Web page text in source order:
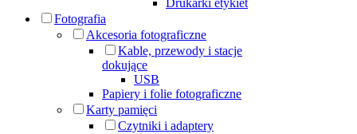
Drukarki etykiet
Fotografia
Akcesoria fotograficzne
Kable, przewody i stacje
dokujące
USB
Papiery i folie fotograficzne
Karty pamięci
Czytniki i adaptery